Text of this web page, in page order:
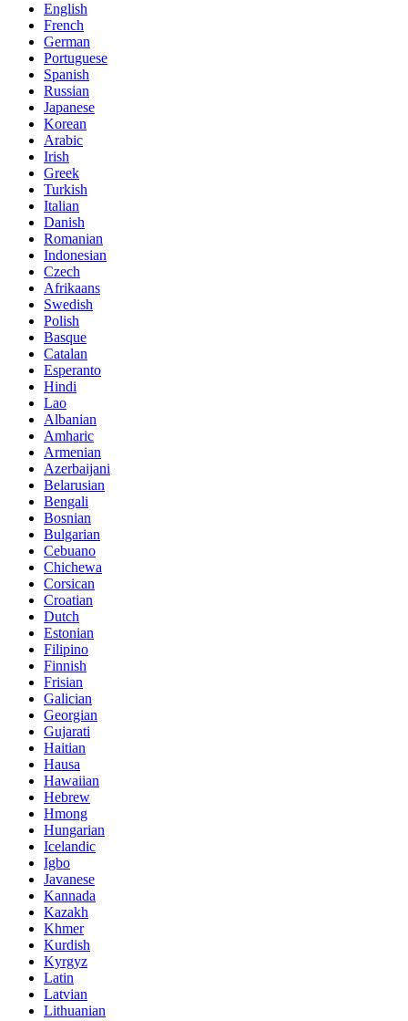
English
French
German
Portuguese
Spanish
Russian
Japanese
Korean
Arabic
Irish
Greek
Turkish
Italian
Danish
Romanian
Indonesian
Czech
Afrikaans
Swedish
Polish
Basque
Catalan
Esperanto
Hindi
Lao
Albanian
Amharic
Armenian
Azerbaijani
Belarusian
Bengali
Bosnian
Bulgarian
Cebuano
Chichewa
Corsican
Croatian
Dutch
Estonian
Filipino
Finnish
Frisian
Galician
Georgian
Gujarati
Haitian
Hausa
Hawaiian
Hebrew
Hmong
Hungarian
Icelandic
Igbo
Javanese
Kannada
Kazakh
Khmer
Kurdish
Kyrgyz
Latin
Latvian
Lithuanian